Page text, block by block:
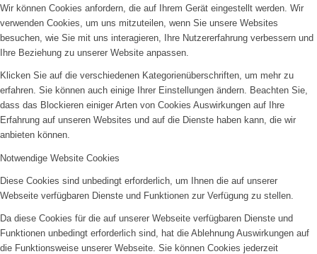
Wir können Cookies anfordern, die auf Ihrem Gerät eingestellt werden. Wir
verwenden Cookies, um uns mitzuteilen, wenn Sie unsere Websites
besuchen, wie Sie mit uns interagieren, Ihre Nutzererfahrung verbessern und
Ihre Beziehung zu unserer Website anpassen.
Klicken Sie auf die verschiedenen Kategorienüberschriften, um mehr zu
erfahren. Sie können auch einige Ihrer Einstellungen ändern. Beachten Sie,
dass das Blockieren einiger Arten von Cookies Auswirkungen auf Ihre
Erfahrung auf unseren Websites und auf die Dienste haben kann, die wir
anbieten können.
Notwendige Website Cookies
Diese Cookies sind unbedingt erforderlich, um Ihnen die auf unserer
Webseite verfügbaren Dienste und Funktionen zur Verfügung zu stellen.
Da diese Cookies für die auf unserer Webseite verfügbaren Dienste und
Funktionen unbedingt erforderlich sind, hat die Ablehnung Auswirkungen auf
die Funktionsweise unserer Webseite. Sie können Cookies jederzeit